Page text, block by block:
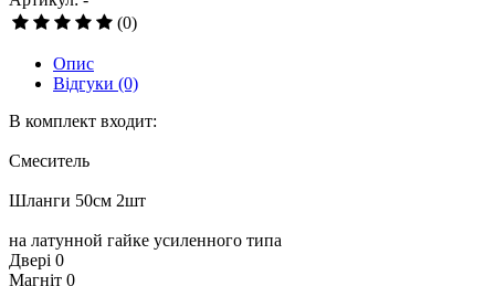
(0)
Опис
Відгуки (0)
В комплект входит:
Смеситель
Шланги 50см 2шт
на латунной гайке усиленного типа
Двері 0
Магніт 0